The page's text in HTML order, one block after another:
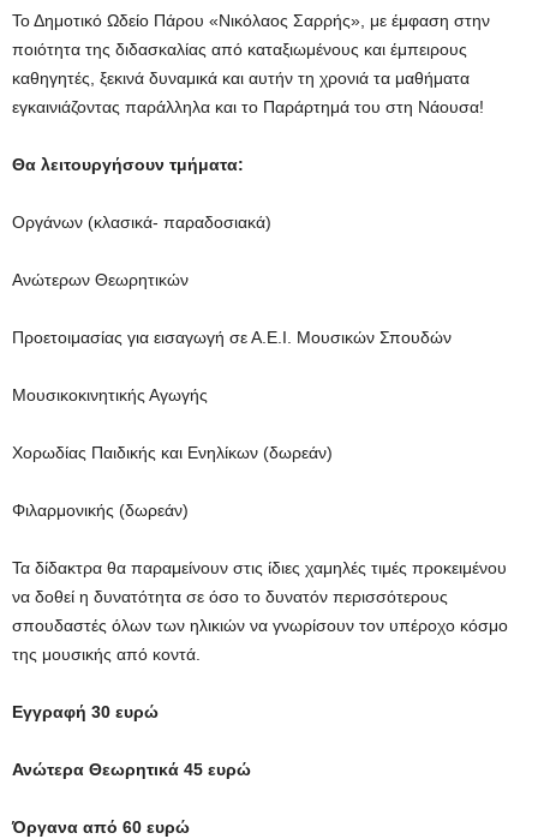
Το Δημοτικό Ωδείο Πάρου «Νικόλαος Σαρρής», με έμφαση στην
ποιότητα της διδασκαλίας από καταξιωμένους και έμπειρους
καθηγητές, ξεκινά δυναμικά και αυτήν τη χρονιά τα μαθήματα
εγκαινιάζοντας παράλληλα και το Παράρτημά του στη Νάουσα!
Θα λειτουργήσουν τμήματα:
Οργάνων (κλασικά- παραδοσιακά)
Ανώτερων Θεωρητικών
Προετοιμασίας για εισαγωγή σε Α.Ε.Ι. Μουσικών Σπουδών
Μουσικοκινητικής Αγωγής
Χορωδίας Παιδικής και Ενηλίκων (δωρεάν)
Φιλαρμονικής (δωρεάν)
Τα δίδακτρα θα παραμείνουν στις ίδιες χαμηλές τιμές προκειμένου
να δοθεί η δυνατότητα σε όσο το δυνατόν περισσότερους
σπουδαστές όλων των ηλικιών να γνωρίσουν τον υπέροχο κόσμο
της μουσικής από κοντά.
Εγγραφή 30 ευρώ
Ανώτερα Θεωρητικά 45 ευρώ
Όργανα από 60 ευρώ